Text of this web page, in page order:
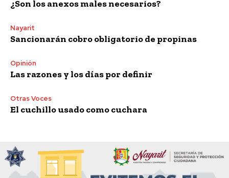
¿Son los anexos males necesarios?
Nayarit
Sancionarán cobro obligatorio de propinas
Opinión
Las razones y los días por definir
Otras Voces
El cuchillo usado como cuchara